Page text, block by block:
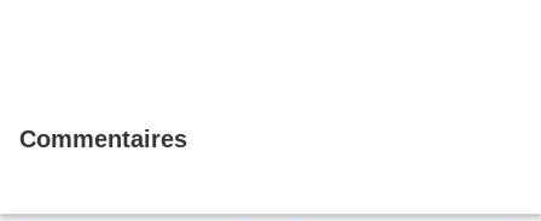
Commentaires